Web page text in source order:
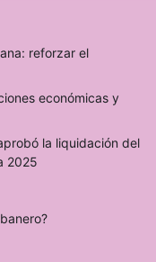
reforzar el
económicas y
la liquidación del
2025